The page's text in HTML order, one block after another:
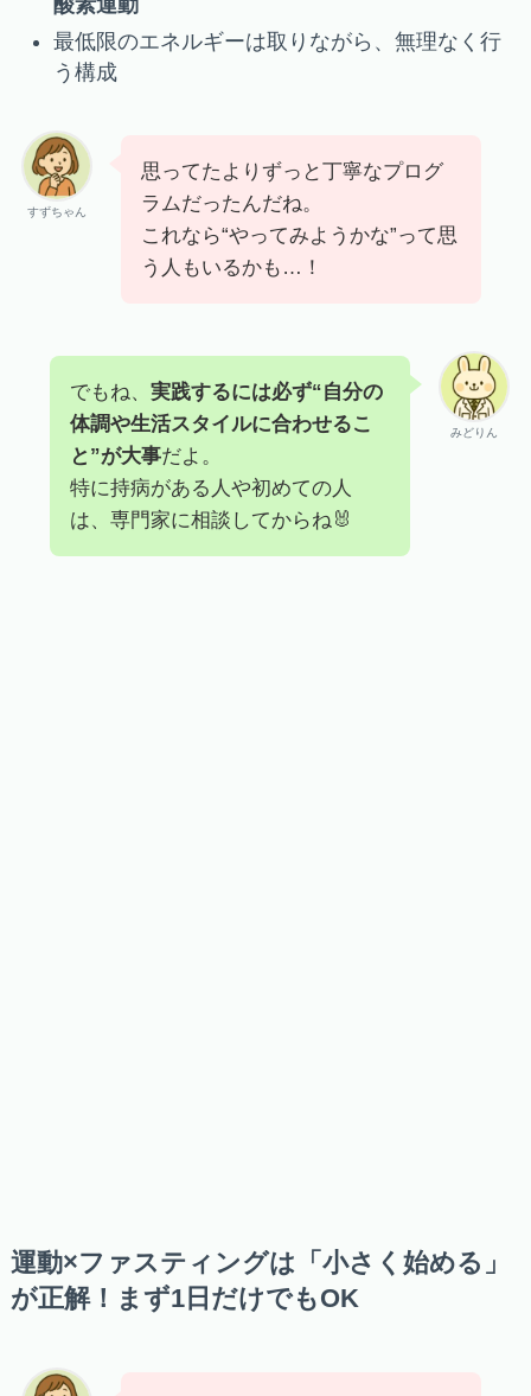
酸素運動
最低限のエネルギーは取りながら、無理なく行
う構成
すずちゃん
思ってたよりずっと丁寧なプログ
ラムだったんだね。
これなら“やってみようかな”って思
う人もいるかも…！
みどりん
でもね、 実践するには必ず“自分の
体調や生活スタイルに合わせるこ
と”が大事だよ。
特に持病がある人や初めての人
は、専門家に相談してからね🐰
運動×ファスティングは「小さく始める」
が正解！まず1日だけでもOK